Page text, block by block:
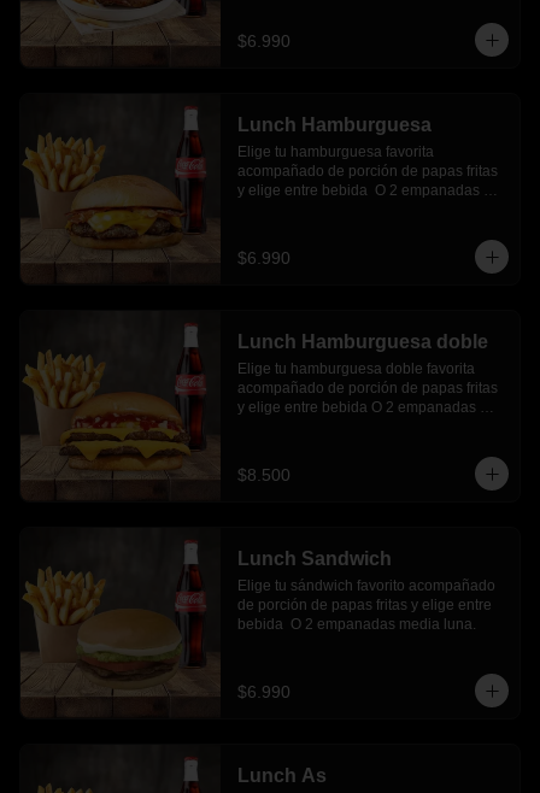
$6.990
Lunch Hamburguesa
Elige tu hamburguesa favorita
acompañado de porción de papas fritas
y elige entre bebida  O 2 empanadas
$6.990
Lunch Hamburguesa doble
Elige tu hamburguesa doble favorita
acompañado de porción de papas fritas
y elige entre bebida O 2 empanadas
$8.500
Lunch Sandwich
Elige tu sándwich favorito acompañado
de porción de papas fritas y elige entre
bebida  O 2 empanadas media luna.
$6.990
Lunch As